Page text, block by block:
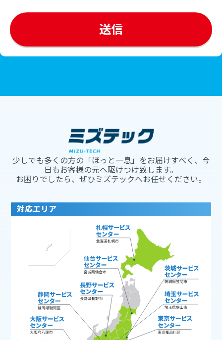
少しでも多くの方の「ほっと一息」をお届けすべく、今
日もお客様の元へ駆けつけ致します。
お困りでしたら、ぜひミズテックへお任せください。
対応エリア